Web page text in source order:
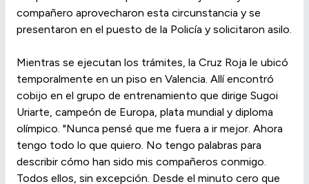
compañero aprovecharon esta circunstancia y se
presentaron en el puesto de la Policía y solicitaron asilo.
Mientras se ejecutan los trámites, la Cruz Roja le ubicó
temporalmente en un piso en Valencia. Allí encontró
cobijo en el grupo de entrenamiento que dirige Sugoi
Uriarte, campeón de Europa, plata mundial y diploma
olímpico. "Nunca pensé que me fuera a ir mejor. Ahora
tengo todo lo que quiero. No tengo palabras para
describir cómo han sido mis compañeros conmigo.
Todos ellos, sin excepción. Desde el minuto cero que